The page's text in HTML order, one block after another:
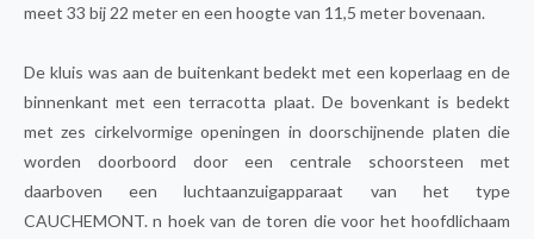
meet 33 bij 22 meter en een hoogte van 11,5 meter bovenaan.
De kluis was aan de buitenkant bedekt met een koperlaag en de
binnenkant met een terracotta plaat. De bovenkant is bedekt
met zes cirkelvormige openingen in doorschijnende platen die
worden doorboord door een centrale schoorsteen met
daarboven een luchtaanzuigapparaat van het type
CAUCHEMONT. n hoek van de toren die voor het hoofdlichaam